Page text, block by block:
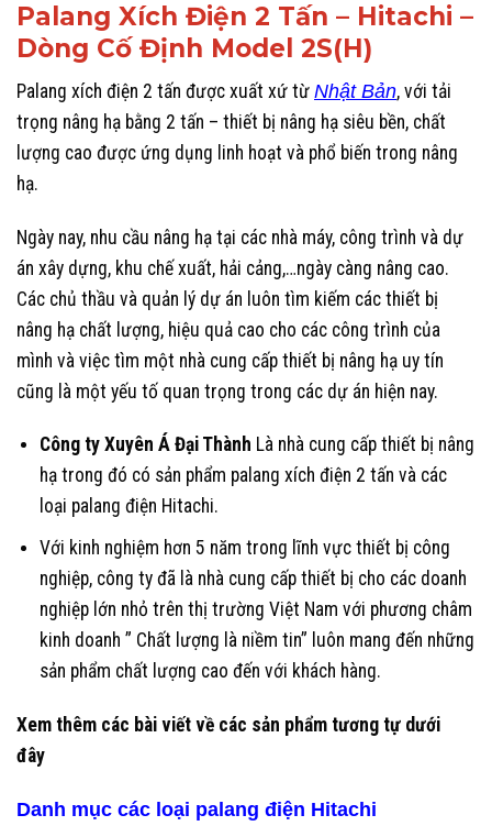
Palang Xích Điện 2 Tấn – Hitachi –
Dòng Cố Định Model 2S(H)
Palang xích điện 2 tấn được xuất xứ từ Nhật Bản, với tải
trọng nâng hạ bằng 2 tấn – thiết bị nâng hạ siêu bền, chất
lượng cao được ứng dụng linh hoạt và phổ biến trong nâng
hạ.
Ngày nay, nhu cầu nâng hạ tại các nhà máy, công trình và dự
án xây dựng, khu chế xuất, hải cảng,…ngày càng nâng cao.
Các chủ thầu và quản lý dự án luôn tìm kiếm các thiết bị
nâng hạ chất lượng, hiệu quả cao cho các công trình của
mình và việc tìm một nhà cung cấp thiết bị nâng hạ uy tín
cũng là một yếu tố quan trọng trong các dự án hiện nay.
Công ty Xuyên Á Đại Thành Là nhà cung cấp thiết bị nâng
hạ trong đó có sản phẩm palang xích điện 2 tấn và các
loại palang điện Hitachi.
Với kinh nghiệm hơn 5 năm trong lĩnh vực thiết bị công
nghiệp, công ty đã là nhà cung cấp thiết bị cho các doanh
nghiệp lớn nhỏ trên thị trường Việt Nam với phương châm
kinh doanh ” Chất lượng là niềm tin” luôn mang đến những
sản phẩm chất lượng cao đến với khách hàng.
Xem thêm các bài viết về các sản phẩm tương tự dưới
đây
Danh mục các loại palang điện Hitachi